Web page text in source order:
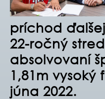
príchod
22-ročný
absolvovaní
1,81m
júna 2022.